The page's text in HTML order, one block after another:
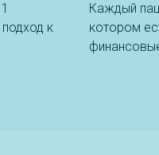
к
Каждый
котором